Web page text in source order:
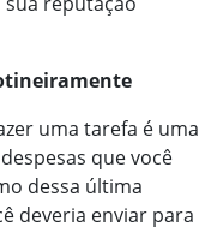
uma tarefa é uma
que você
dessa última
deveria enviar para